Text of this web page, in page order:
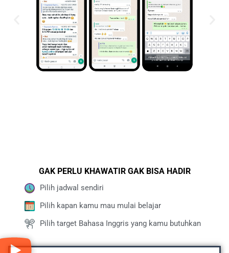
GAK PERLU KHAWATIR GAK BISA HADIR
Pilih jadwal sendiri
Pilih kapan kamu mau mulai belajar
Pilih target Bahasa Inggris yang kamu butuhkan